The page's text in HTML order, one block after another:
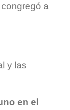
a
y las
en el